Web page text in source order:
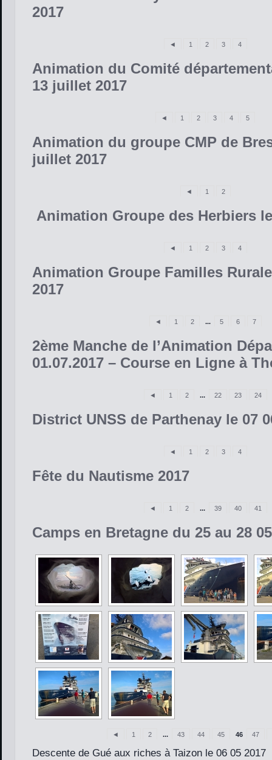
2017
◄ 1 2 3 4
Animation du Comité
13 juillet 2017
◄ 1 2 3 4 5
Animation du groupe CMP de
juillet 2017
◄ 1 2
Animation Groupe des Herbiers
◄ 1 2 3 4
Animation Groupe Familles
2017
◄ 1 2 ... 5 6 7
2ème Manche de l’Animation
01.07.2017 – Course en Ligne à
◄ 1 2 ... 22 23 24
District UNSS de Parthenay le 07
◄ 1 2 3 4
Fête du Nautisme 2017
◄ 1 2 ... 39 40 41
Camps en Bretagne du 25 au 28
◄ 1 2 ... 43 44 45 46 47
Descente de Gué aux riches à Taizon le 06 05 2017